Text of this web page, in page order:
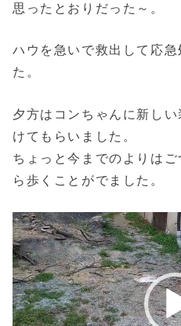
思ったとおりだった～。
ハウを急いで救出して応
た。
夕方はコンちゃんに新し
けてもらいました。
ちょっと今までのよりは
ら歩くことがでました。
動
画
プ
レ
ー
ヤ